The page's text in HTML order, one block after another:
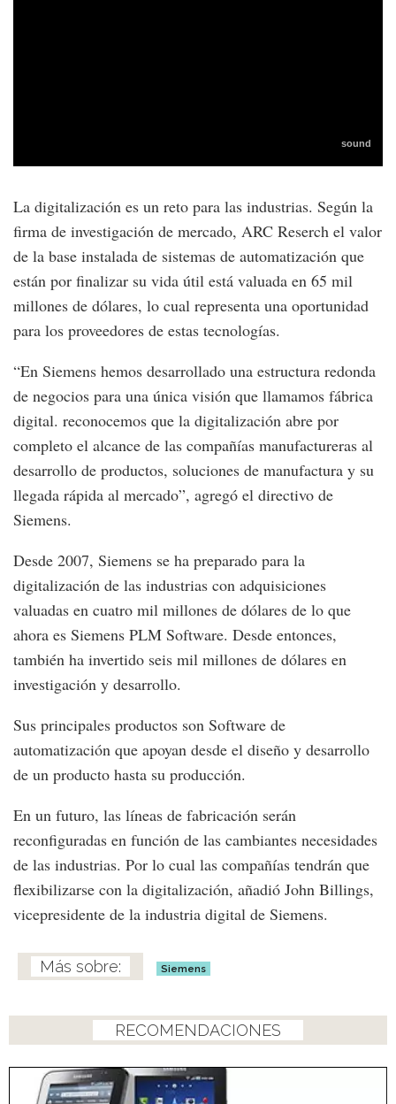
La digitalización es un reto para las industrias. Según la
firma de investigación de mercado, ARC Reserch el valor
de la base instalada de sistemas de automatización que
están por finalizar su vida útil está valuada en 65 mil
millones de dólares, lo cual representa una oportunidad
para los proveedores de estas tecnologías.
“En Siemens hemos desarrollado una estructura redonda
de negocios para una única visión que llamamos fábrica
digital. reconocemos que la digitalización abre por
completo el alcance de las compañías manufactureras al
desarrollo de productos, soluciones de manufactura y su
llegada rápida al mercado”, agregó el directivo de
Siemens.
Desde 2007, Siemens se ha preparado para la
digitalización de las industrias con adquisiciones
valuadas en cuatro mil millones de dólares de lo que
ahora es Siemens PLM Software. Desde entonces,
también ha invertido seis mil millones de dólares en
investigación y desarrollo.
Sus principales productos son Software de
automatización que apoyan desde el diseño y desarrollo
de un producto hasta su producción.
En un futuro, las líneas de fabricación serán
reconfiguradas en función de las cambiantes necesidades
de las industrias. Por lo cual las compañías tendrán que
flexibilizarse con la digitalización, añadió John Billings,
vicepresidente de la industria digital de Siemens.
Siemens
RECOMENDACIONES